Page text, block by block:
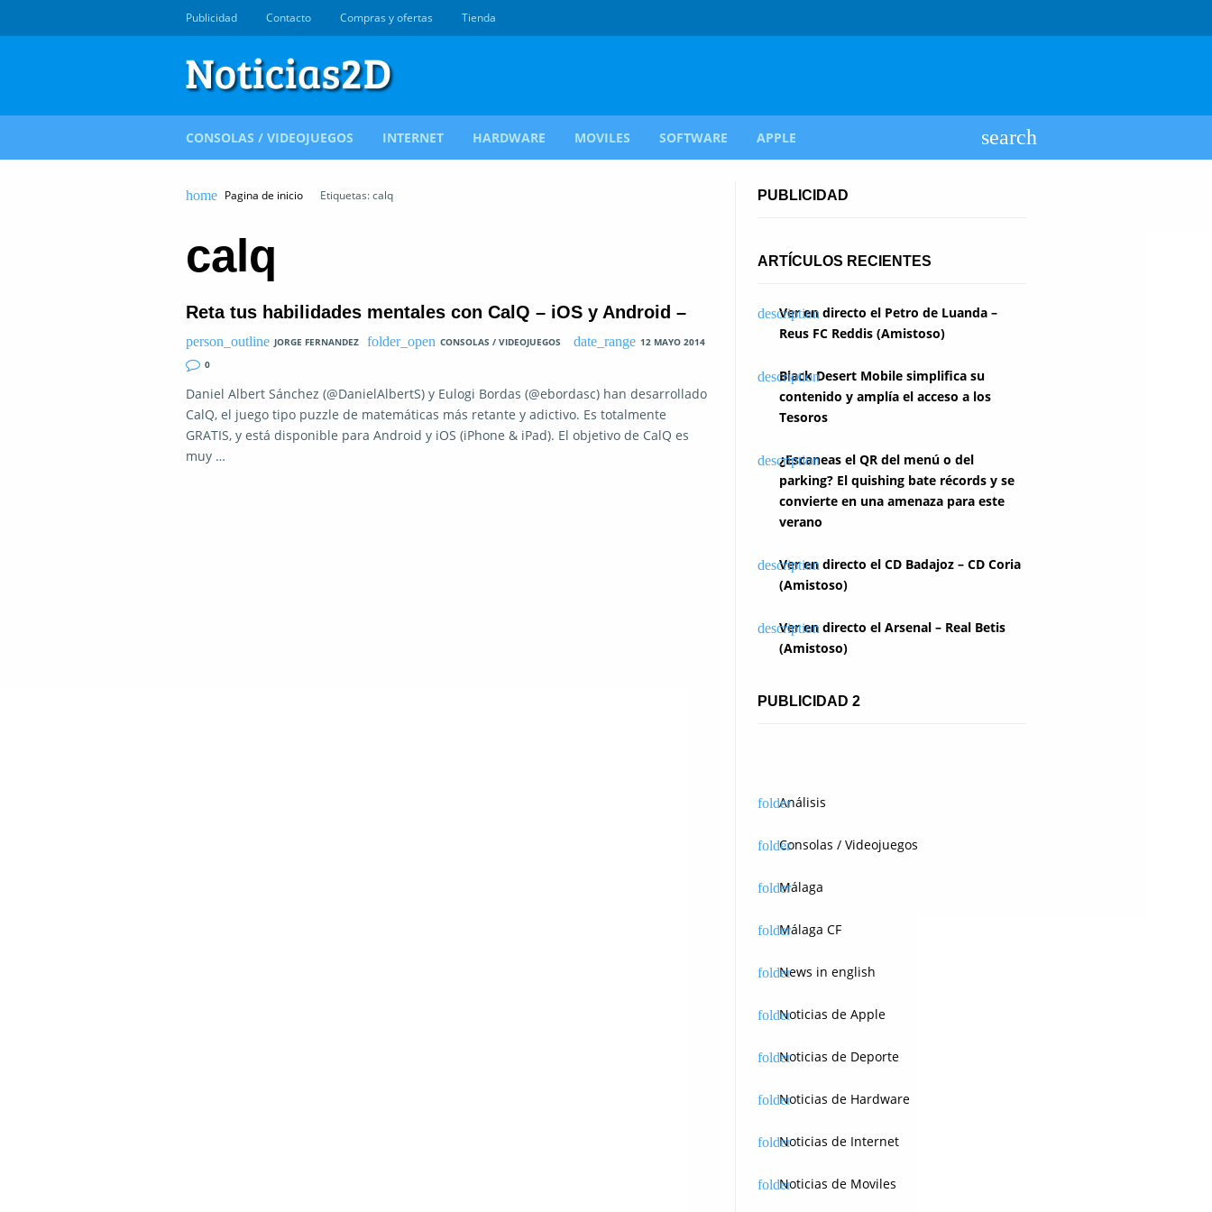
Publicidad Contacto Compras y ofertas Tienda
CONSOLAS / VIDEOJUEGOS INTERNET HARDWARE MOVILES SOFTWARE APPLE
Pagina de inicio Etiquetas: calq
calq
Reta tus habilidades mentales con CalQ – iOS y Android –
JORGE FERNANDEZ CONSOLAS / VIDEOJUEGOS
12 MAYO 2014
0
Daniel Albert Sánchez (@DanielAlbertS) y Eulogi Bordas (@ebordasc) han desarrollado
CalQ, el juego tipo puzzle de matemáticas más retante y adictivo. Es totalmente
GRATIS, y está disponible para Android y iOS (iPhone & iPad). El objetivo de CalQ es
muy …
PUBLICIDAD
ARTÍCULOS RECIENTES
Ver en directo el Petro de Luanda –
Reus FC Reddis (Amistoso)
Black Desert Mobile simplifica su
contenido y amplía el acceso a los
Tesoros
¿Escaneas el QR del menú o del
parking? El quishing bate récords y se
convierte en una amenaza para este
verano
Ver en directo el CD Badajoz – CD Coria
(Amistoso)
Ver en directo el Arsenal – Real Betis
(Amistoso)
PUBLICIDAD 2
Análisis
Consolas / Videojuegos
Málaga
Málaga CF
News in english
Noticias de Apple
Noticias de Deporte
Noticias de Hardware
Noticias de Internet
Noticias de Moviles